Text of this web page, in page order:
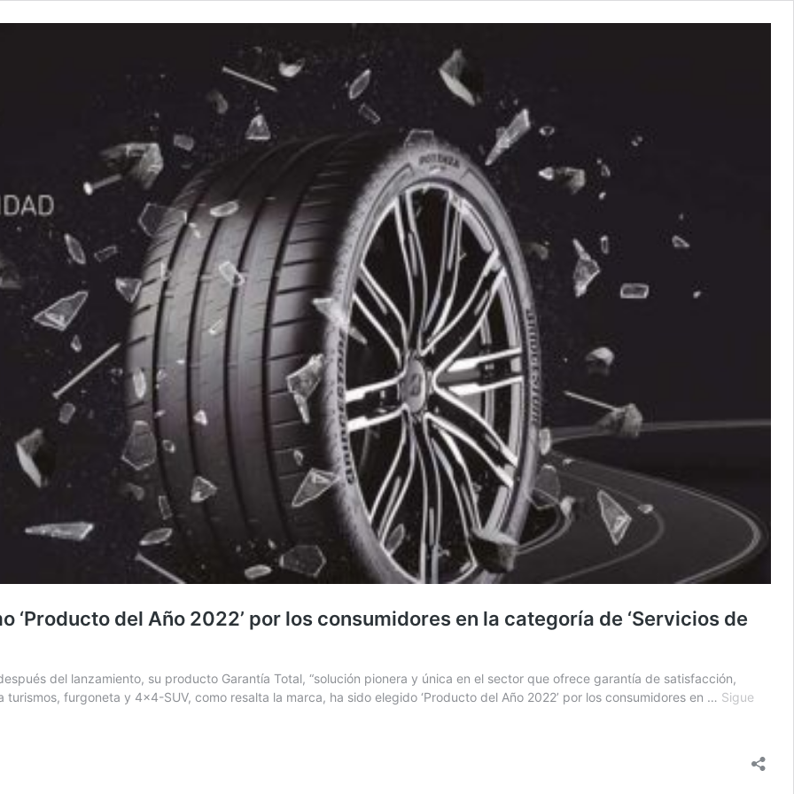
del Año 2022’ por los consumidores en la categoría de ‘Servicios de
del lanzamiento, su producto Garantía Total, “solución pionera y única en el sector que ofrece garantía de satisfacción,
furgoneta y 4×4-SUV, como resalta la marca, ha sido elegido ‘Producto del Año 2022’ por los consumidores en … Sigue